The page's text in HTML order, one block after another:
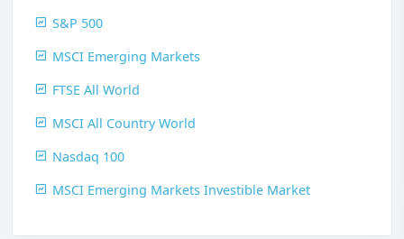
S&P 500
MSCI Emerging Markets
FTSE All World
MSCI All Country World
Nasdaq 100
MSCI Emerging Markets Investible Market